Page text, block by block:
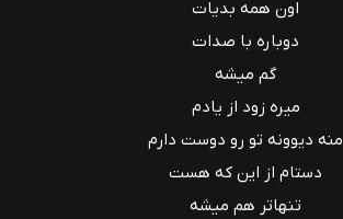
اون همه بدیات
دوباره با صدات
گم میشه
میره زود از یادم
منه دیوونه تو رو دوست دارم
دستام از این که هست
تنهاتر هم میشه